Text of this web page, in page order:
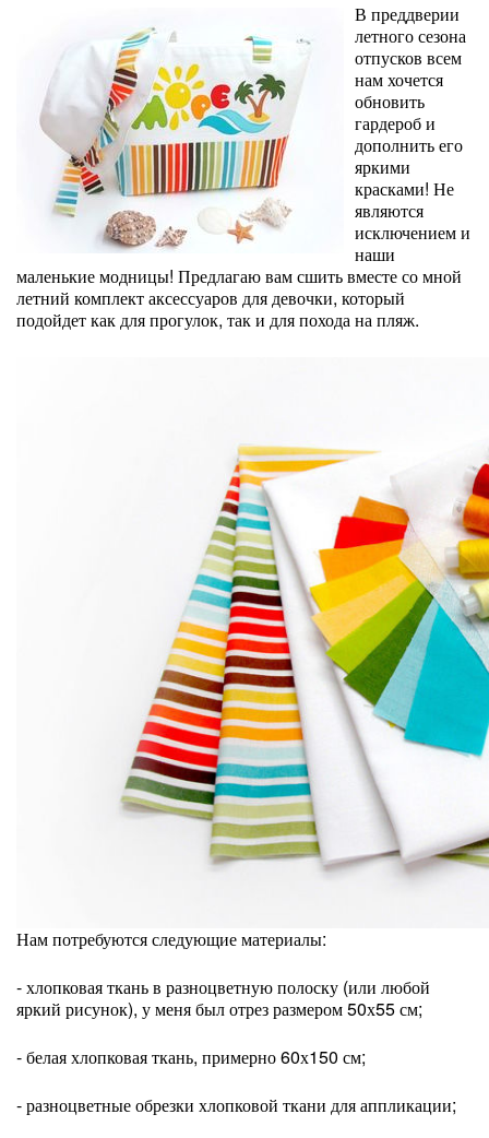
В преддверии
летного сезона
отпусков всем
нам хочется
обновить
гардероб и
дополнить его
яркими
красками! Не
являются
исключением и
наши
маленькие модницы! Предлагаю вам сшить вместе со мной
летний комплект аксессуаров для девочки, который
подойдет как для прогулок, так и для похода на пляж.
Нам потребуются следующие материалы:
- хлопковая ткань в разноцветную полоску (или любой
яркий рисунок), у меня был отрез размером 50х55 см;
- белая хлопковая ткань, примерно 60х150 см;
- разноцветные обрезки хлопковой ткани для аппликации;